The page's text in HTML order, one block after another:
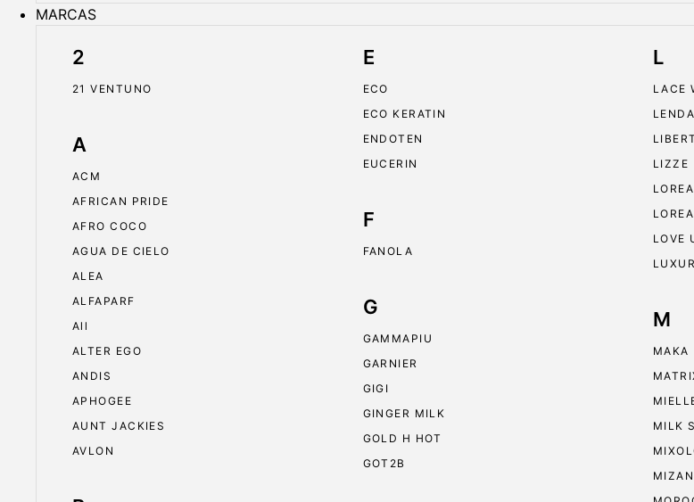
MARCAS
2
21 VENTUNO
A
ACM
AFRICAN PRIDE
AFRO COCO
AGUA DE CIELO
ALEA
ALFAPARF
All
ALTER EGO
ANDIS
APHOGEE
AUNT JACKIES
AVLON
E
ECO
ECO KERATIN
ENDOTEN
EUCERIN
F
FANOLA
G
GAMMAPIU
GARNIER
GIGI
GINGER MILK
GOLD H HOT
GOT2B
L
LACE
LIZZE
LOVE
M
MAKA
MILK